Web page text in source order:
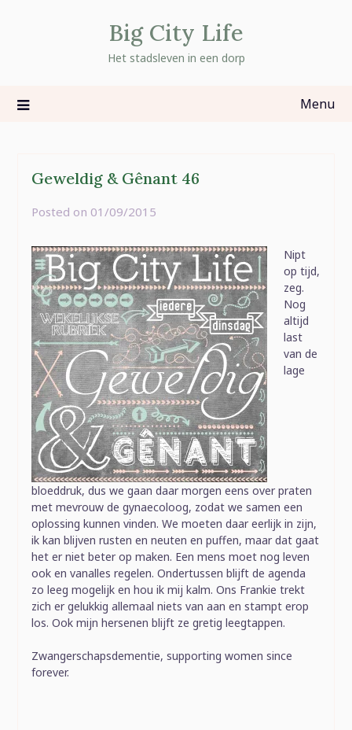
Big City Life
Het stadsleven in een dorp
Menu
Geweldig & Gênant 46
Posted on 01/09/2015
Nipt
op tijd,
zeg.
Nog
altijd
last
van de
lage
bloeddruk, dus we gaan daar morgen eens over praten
met mevrouw de gynaecoloog, zodat we samen een
oplossing kunnen vinden. We moeten daar eerlijk in zijn,
ik kan blijven rusten en neuten en puffen, maar dat gaat
het er niet beter op maken. Een mens moet nog leven
ook en vanalles regelen. Ondertussen blijft de agenda
zo leeg mogelijk en hou ik mij kalm. Ons Frankie trekt
zich er gelukkig allemaal niets van aan en stampt erop
los. Ook mijn hersenen blijft ze gretig leegtappen.
Zwangerschapsdementie, supporting women since
forever.